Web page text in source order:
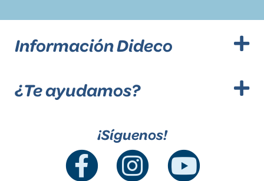
Información Dideco
¿Te ayudamos?
¡Síguenos!